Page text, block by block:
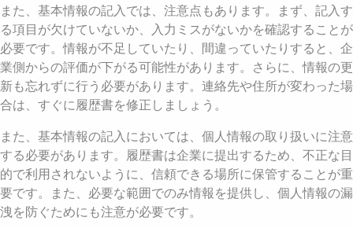
また、基本情報の記入では、注意点もあります。まず、記入す
る項目が欠けていないか、入力ミスがないかを確認することが
必要です。情報が不足していたり、間違っていたりすると、企
業側からの評価が下がる可能性があります。さらに、情報の更
新も忘れずに行う必要があります。連絡先や住所が変わった場
合は、すぐに履歴書を修正しましょう。
また、基本情報の記入においては、個人情報の取り扱いに注意
する必要があります。履歴書は企業に提出するため、不正な目
的で利用されないように、信頼できる場所に保管することが重
要です。また、必要な範囲でのみ情報を提供し、個人情報の漏
洩を防ぐためにも注意が必要です。